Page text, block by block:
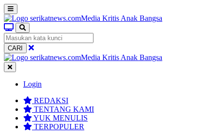
CARI
Login
REDAKSI
TENTANG KAMI
YUK MENULIS
TERPOPULER